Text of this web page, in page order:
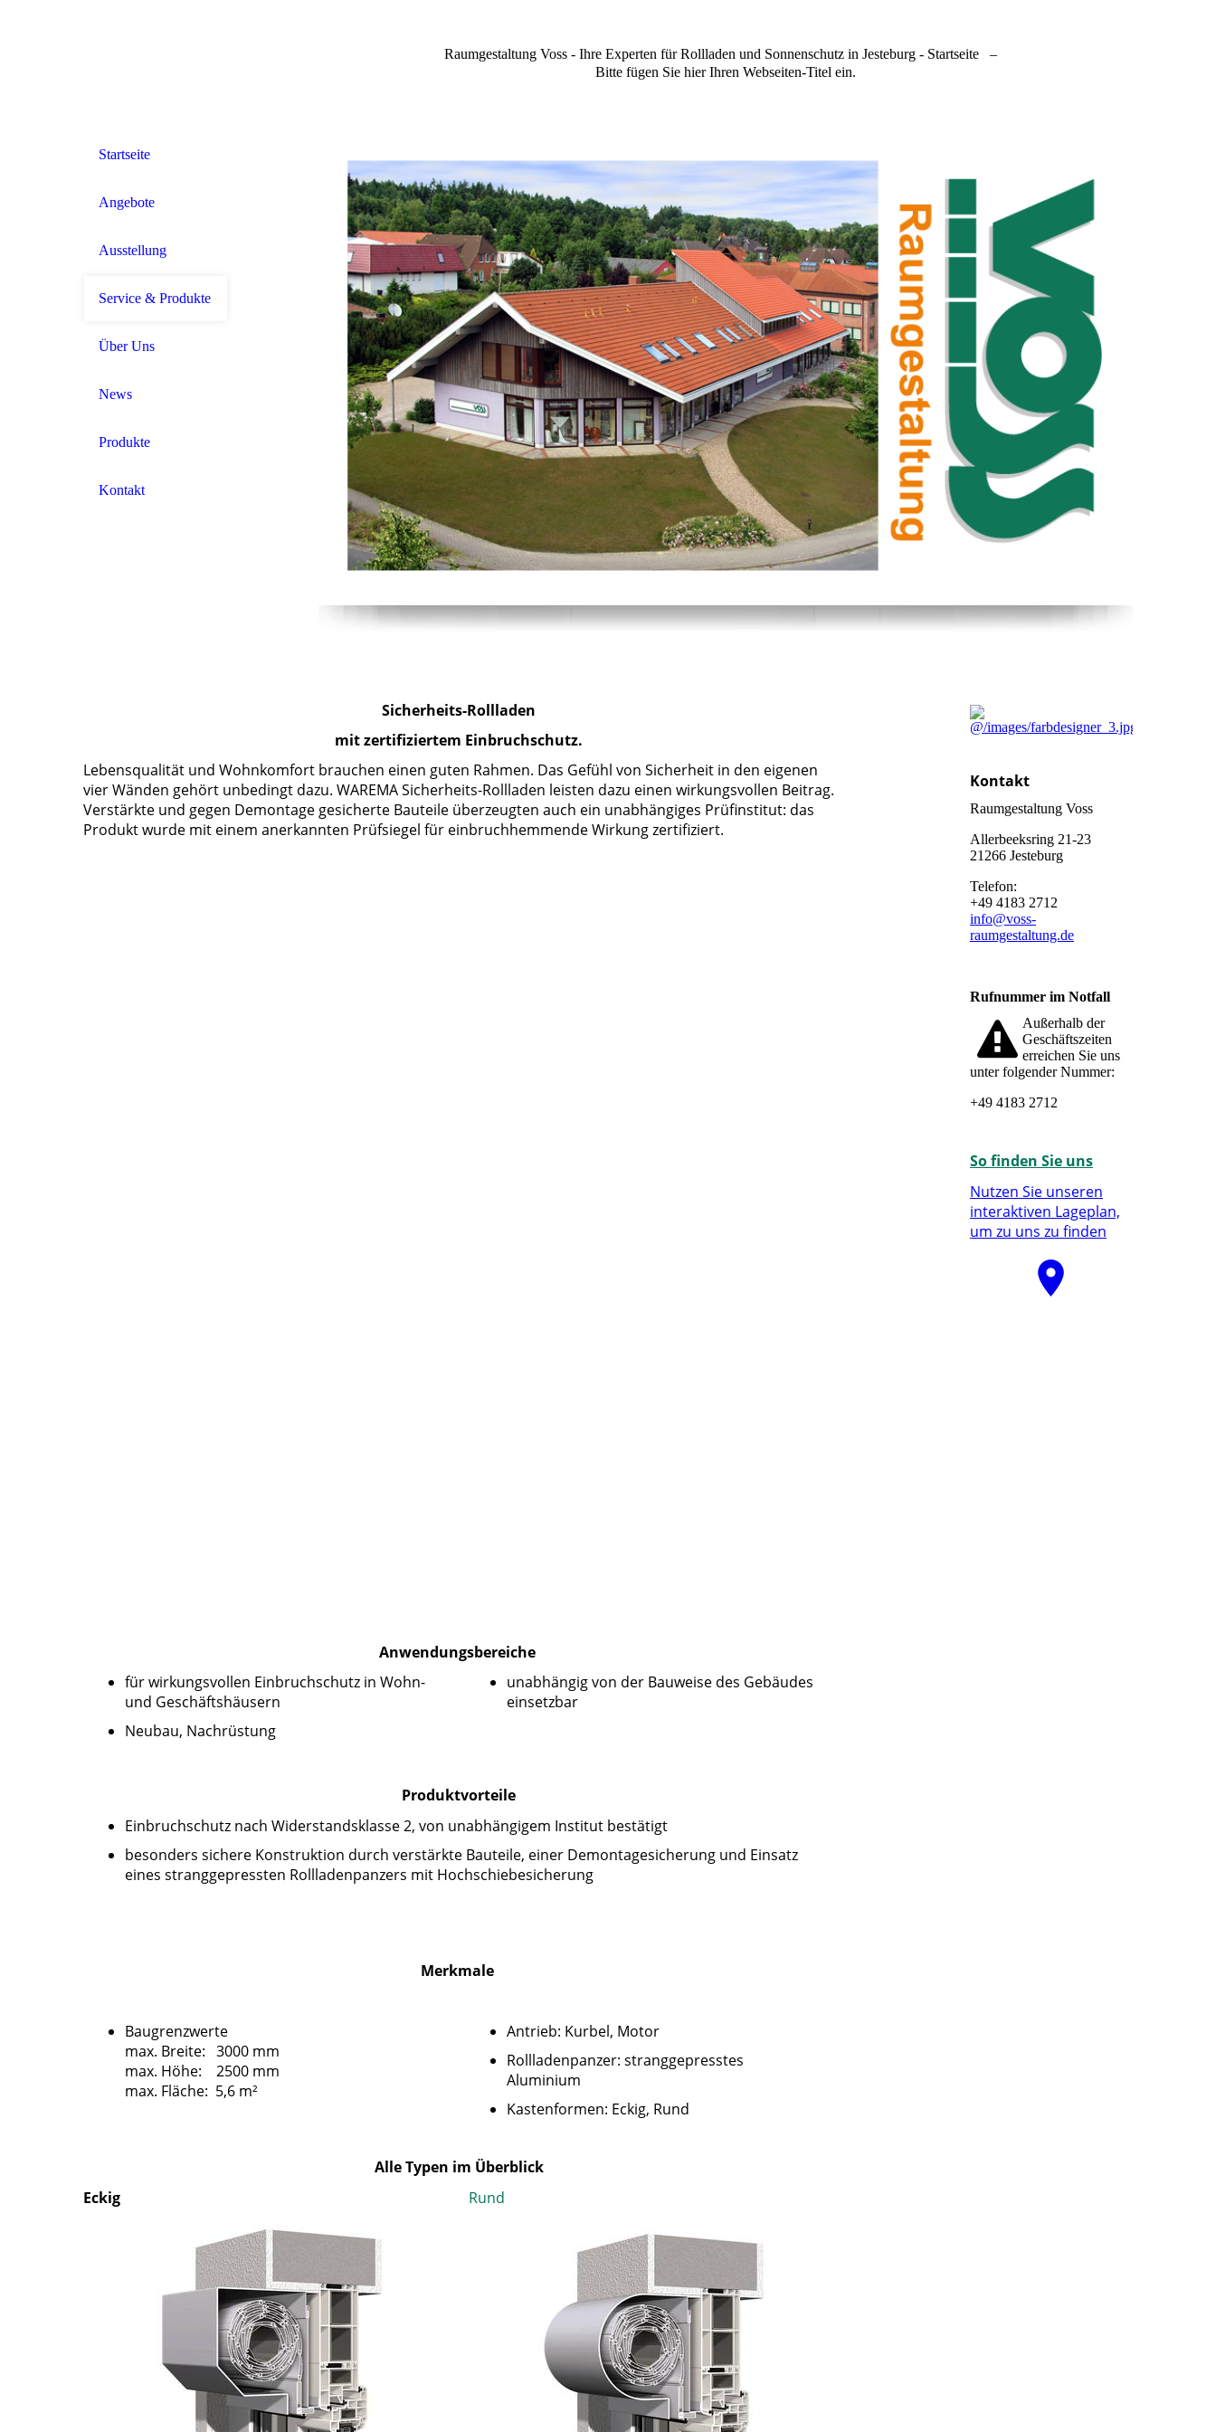
Raumgestaltung Voss - Ihre Experten für Rollladen und Sonnenschutz in Jesteburg - Startseite
–
Bitte fügen Sie hier Ihren Webseiten-Titel ein.
Startseite
Angebote
Ausstellung
Service & Produkte
Über Uns
News
Produkte
Kontakt
Sicherheits-Rollladen
mit zertifiziertem Einbruchschutz.
Lebensqualität und Wohnkomfort brauchen einen guten Rahmen. Das Gefühl von Sicherheit in den eigenen
vier Wänden gehört unbedingt dazu. WAREMA Sicherheits-Rollladen leisten dazu einen wirkungsvollen Beitrag.
Verstärkte und gegen Demontage gesicherte Bauteile überzeugten auch ein unabhängiges Prüfinstitut: das
Produkt wurde mit einem anerkannten Prüfsiegel für einbruchhemmende Wirkung zertifiziert.
Anwendungsbereiche
für wirkungsvollen Einbruchschutz in Wohn-
und Geschäftshäusern
Neubau, Nachrüstung
unabhängig von der Bauweise des Gebäudes
einsetzbar
Produktvorteile
Einbruchschutz nach Widerstandsklasse 2, von unabhängigem Institut bestätigt
besonders sichere Konstruktion durch verstärkte Bauteile, einer Demontagesicherung und Einsatz
eines stranggepressten Rollladenpanzers mit Hochschiebesicherung
Merkmale
Baugrenzwerte
max. Breite: 3000 mm
max. Höhe: 2500 mm
max. Fläche: 5,6 m²
Antrieb: Kurbel, Motor
Rollladenpanzer: stranggepresstes
Aluminium
Kastenformen: Eckig, Rund
Alle Typen im Überblick
Eckig
Rund
Kontakt
Raumgestaltung Voss
Allerbeeksring 21-23
21266 Jesteburg
Telefon:
+49 4183 2712
info@voss-
raumgestaltung.de
Rufnummer im Notfall
Außerhalb der
Geschäftszeiten
erreichen Sie uns
unter folgender Nummer:
+49 4183 2712
So finden Sie uns
Nutzen Sie unseren
interaktiven La­ge­plan,
um zu uns zu finden